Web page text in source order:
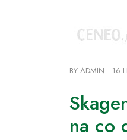
BY ADMIN 16
na co